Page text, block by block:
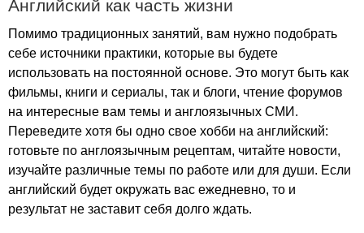
Английский как часть жизни
Помимо традиционных занятий, вам нужно подобрать
себе источники практики, которые вы будете
использовать на постоянной основе. Это могут быть как
фильмы, книги и сериалы, так и блоги, чтение форумов
на интересные вам темы и англоязычных СМИ.
Переведите хотя бы одно свое хобби на английский:
готовьте по англоязычным рецептам, читайте новости,
изучайте различные темы по работе или для души. Если
английский будет окружать вас ежедневно, то и
результат не заставит себя долго ждать.